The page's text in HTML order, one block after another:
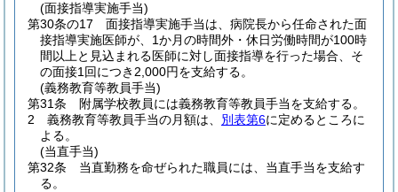
(面接指導実施手当)
第30条の17
面接指導実施手当は、病院長から任命された面
接指導実施医師が、1か月の時間外・休日労働時間が100時
間以上と見込まれる医師に対し面接指導を行った場合、そ
の面接1回につき2,000円を支給する。
(義務教育等教員手当)
第31条
附属学校教員には義務教育等教員手当を支給する。
2
義務教育等教員手当の月額は、 別表第6に定めるところに
よる。
(当直手当)
第32条
当直勤務を命ぜられた職員には、当直手当を支給す
る。